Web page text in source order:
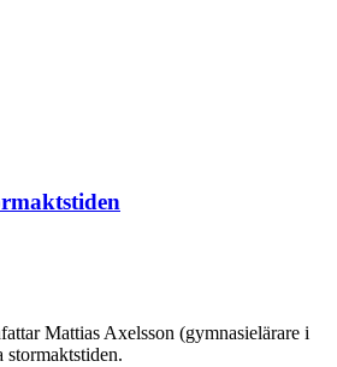
Mattias Axelsson (gymnasielärare i
stormaktstiden.